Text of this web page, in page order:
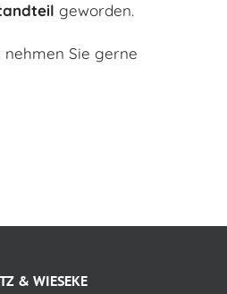
geworden.
Sie gerne
& WIESEKE